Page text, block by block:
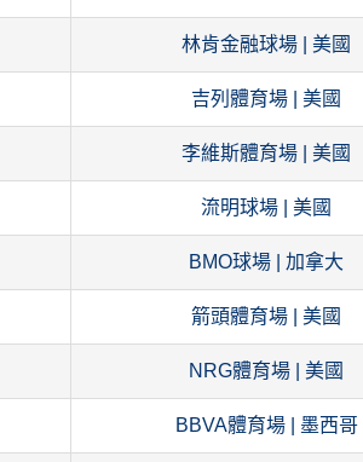
林肯金融球場 | 美國
吉列體育場 | 美國
李維斯體育場 | 美國
流明球場 | 美國
BMO球場 | 加拿大
箭頭體育場 | 美國
NRG體育場 | 美國
BBVA體育場 | 墨西哥